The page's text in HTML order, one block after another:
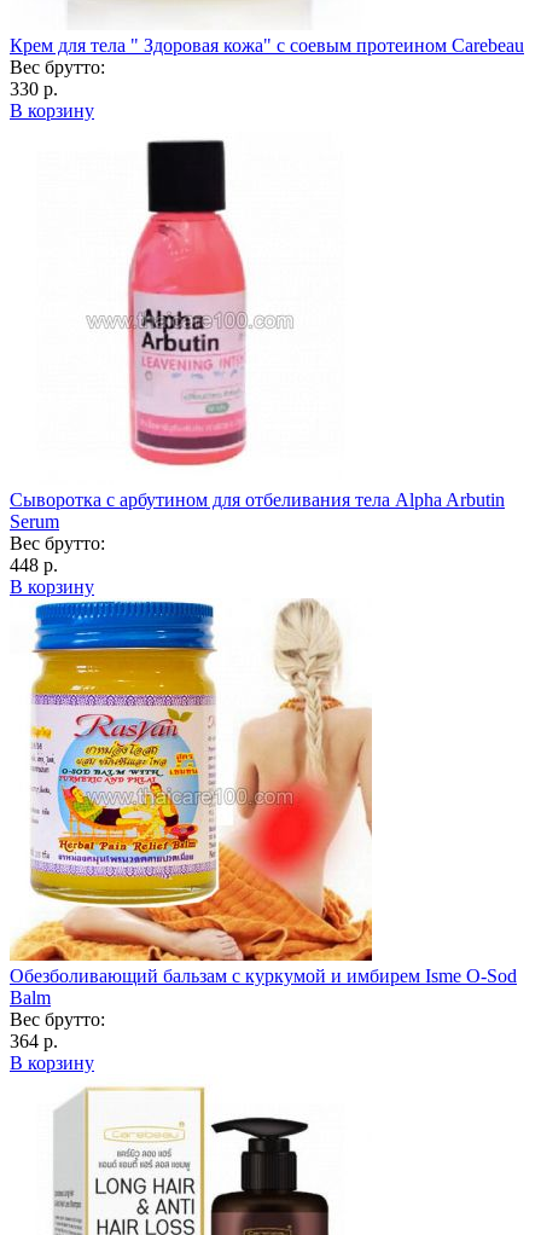
Крем для тела " Здоровая кожа" с соевым протеином Carebeau
Вес брутто:
330 р.
В корзину
Сыворотка с арбутином для отбеливания тела Alpha Arbutin
Serum
Вес брутто:
448 р.
В корзину
Обезболивающий бальзам с куркумой и имбирем Isme O-Sod
Balm
Вес брутто:
364 р.
В корзину